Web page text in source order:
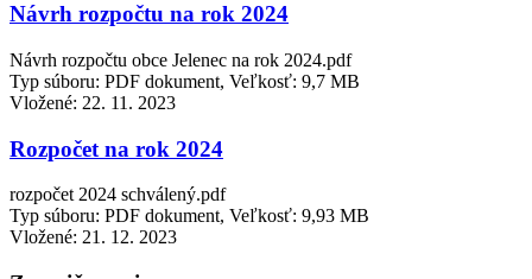
Návrh rozpočtu na rok 2024
Návrh rozpočtu obce Jelenec na rok 2024.pdf
Typ súboru: PDF dokument, Veľkosť: 9,7 MB
Vložené: 22. 11. 2023
Rozpočet na rok 2024
rozpočet 2024 schválený.pdf
Typ súboru: PDF dokument, Veľkosť: 9,93 MB
Vložené: 21. 12. 2023